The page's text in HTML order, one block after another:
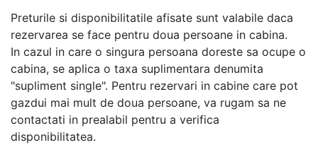
Preturile si disponibilitatile afisate sunt valabile daca
rezervarea se face pentru doua persoane in cabina.
In cazul in care o singura persoana doreste sa ocupe o
cabina, se aplica o taxa suplimentara denumita
"supliment single". Pentru rezervari in cabine care pot
gazdui mai mult de doua persoane, va rugam sa ne
contactati in prealabil pentru a verifica
disponibilitatea.